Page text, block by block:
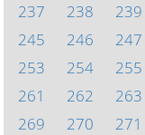
237
238 239
245
246 247
253
254 255
261
262 263
269
270 271